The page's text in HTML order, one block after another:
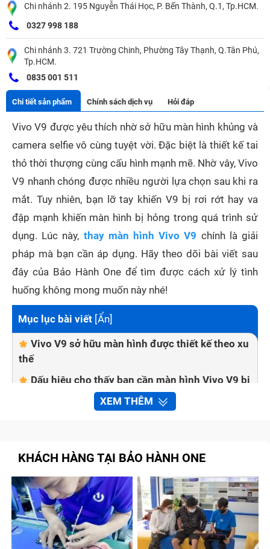
Chi nhánh 2. 195 Nguyễn Thái Học, P. Bến Thành, Q.1, Tp.HCM.
0327 998 188
Chi nhánh 3. 721 Trường Chinh, Phường Tây Thạnh, Q.Tân Phú,
Tp.HCM.
0835 001 511
Chi tiết sản phẩm Chính sách dịch vụ Hỏi đáp
Vivo V9 được yêu thích nhờ sở hữu màn hình khủng và
camera selfie vô cùng tuyệt vời. Đặc biệt là thiết kế tai
thỏ thời thượng cùng cấu hình mạnh mẽ. Nhờ vây, Vivo
V9 nhanh chóng được nhiều người lựa chọn sau khi ra
mắt. Tuy nhiên, bạn lỡ tay khiến V9 bị rơi rớt hay va
đập mạnh khiến màn hình bị hỏng trong quá trình sử
dụng. Lúc này, thay màn hình Vivo V9 chính là giải
pháp mà bạn cần áp dụng. Hãy theo dõi bài viết sau
đây của Bảo Hành One để tìm được cách xử lý tình
huống không mong muốn này nhé!
Mục lục bài viết [Ẩn]
Vivo V9 sở hữu màn hình được thiết kế theo xu
thế
Dấu hiệu cho thấy bạn cần màn hình Vivo V9 bị
Nguyên nhân thường gặp khiến bạn phải thay
Cách giữ gìn màn hình điện thoại Vivo V9
không bị vỡ sau thay mới
Nên thay màn hình Vivo V9 ở đâu chính hãng,
uy tín?
XEM THÊM
KHÁCH HÀNG TẠI BẢO HÀNH ONE